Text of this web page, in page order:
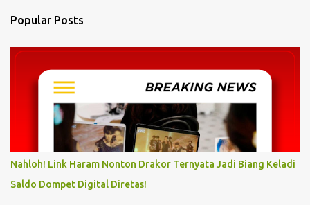
s
Popular Posts
Nahloh! Link Haram Nonton Drakor Ternyata Jadi Biang Keladi
Saldo Dompet Digital Diretas!